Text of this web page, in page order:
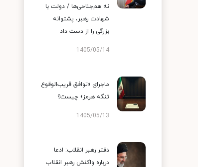
نه هم‌جناحی‌ها / دولت با
شهادت رهبر، پشتوانه
بزرگی را از دست داد
1405/05/14
ماجرای «توافق قریب‌الوقوع
تنگه هرمز» چیست؟
1405/05/13
دفتر رهبر انقلاب: ادعا
درباره واکنش رهبر انقلاب